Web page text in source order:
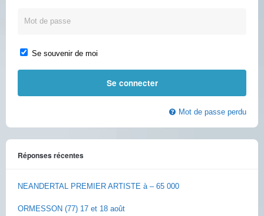
Se souvenir de moi
Mot de passe perdu
Réponses récentes
NEANDERTAL PREMIER ARTISTE à – 65 000
ORMESSON (77) 17 et 18 août